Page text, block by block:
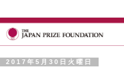
2017年5月30日火曜日